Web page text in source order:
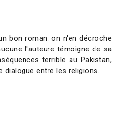
bon roman, on n'en décroche
l'auteure témoigne de sa
terrible au Pakistan,
dialogue entre les religions.